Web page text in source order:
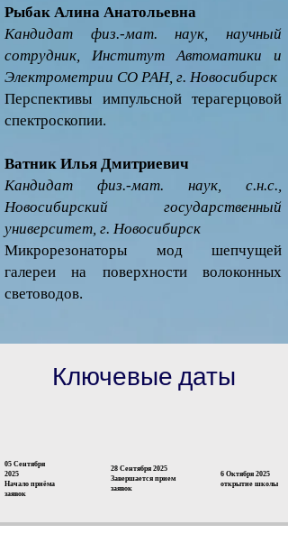
Рыбак Алина Анатольевна
Кандидат физ.-мат. наук, научный
сотрудник, Институт Автоматики и
Электрометрии СО РАН, г. Новосибирск
Перспективы импульсной терагерцовой
спектроскопии.
Ватник Илья Дмитриевич
Кандидат физ.-мат. наук, с.н.с.,
Новосибирский государственный
университет, г. Новосибирск
Микрорезонаторы мод шепчущей
галереи на поверхности волоконных
световодов.
Ключевые даты
05 Сентября
2025
Начало приёма
заявок
28 Сентября 2025
Завершается прием
заявок
6 Октября 2025
открытие школы